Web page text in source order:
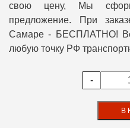
свою цену, Мы
предложение. При
Самаре - БЕСПЛАТНО!
любую точку РФ
-
В